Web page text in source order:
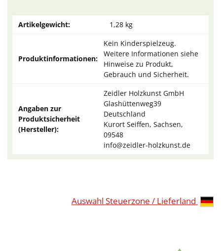
Artikelgewicht: 1,28 kg
Produktinformationen:
Kein Kinderspielzeug.
Weitere Informationen siehe
Hinweise zu Produkt,
Gebrauch und Sicherheit.
Angaben zur
Produktsicherheit
(Hersteller):
Zeidler Holzkunst GmbH
Glashüttenweg39
Deutschland
Kurort Seiffen, Sachsen,
09548
info@zeidler-holzkunst.de
Auswahl Steuerzone / Lieferland